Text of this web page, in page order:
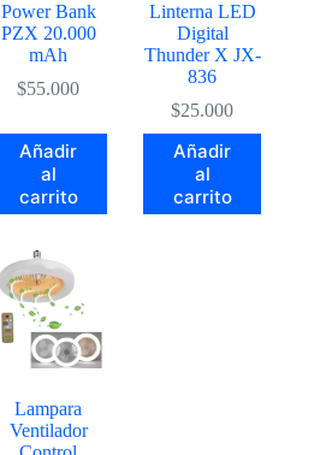
Power Bank
PZX 20.000
mAh
$55.000
Añadir
al
carrito
Linterna LED
Digital
Thunder X JX-
836
$25.000
Añadir
al
carrito
Lampara
Ventilador